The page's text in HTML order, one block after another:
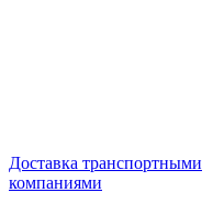
Доставка транспортными
компаниями